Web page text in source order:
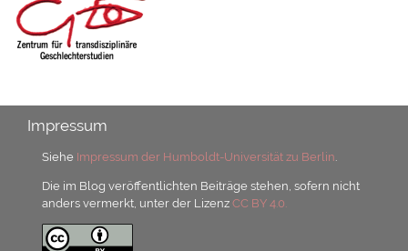
Impressum
Siehe Impressum der Humboldt-Universität zu Berlin
Die im Blog veröffentlichten Beiträge stehen, sofern nicht
anders vermerkt, unter der LizenzCC BY 4.0.